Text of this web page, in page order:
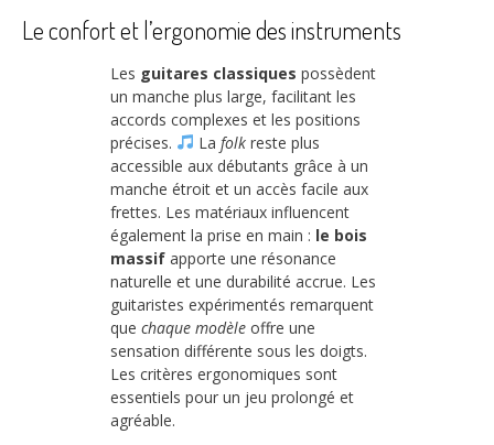
Le confort et l’ergonomie des instruments
Les guitares classiques possèdent
un manche plus large, facilitant les
accords complexes et les positions
précises.
La folkreste plus
accessible aux débutants grâce à un
manche étroit et un accès facile aux
frettes. Les matériaux influencent
également la prise en main : le bois
massif apporte une résonance
naturelle et une durabilité accrue. Les
guitaristes expérimentés remarquent
que chaque modèle offre une
sensation différente sous les doigts.
Les critères ergonomiques sont
essentiels pour un jeu prolongé et
agréable.